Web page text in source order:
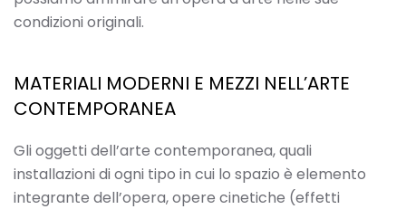
condizioni originali.
MATERIALI MODERNI E MEZZI NELL’ARTE
CONTEMPORANEA
Gli oggetti dell’arte contemporanea, quali
installazioni di ogni tipo in cui lo spazio è elemento
integrante dell’opera, opere cinetiche (effetti